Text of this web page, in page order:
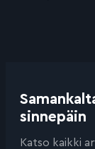
sinnepäin
Katso kaikki